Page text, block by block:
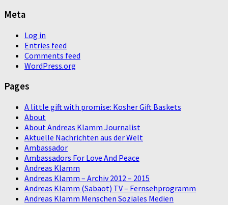
Meta
Log in
Entries feed
Comments feed
WordPress.org
Pages
A little gift with promise: Kosher Gift Baskets
About
About Andreas Klamm Journalist
Aktuelle Nachrichten aus der Welt
Ambassador
Ambassadors For Love And Peace
Andreas Klamm
Andreas Klamm – Archiv 2012 – 2015
Andreas Klamm (Sabaot) TV – Fernsehprogramm
Andreas Klamm Menschen Soziales Medien